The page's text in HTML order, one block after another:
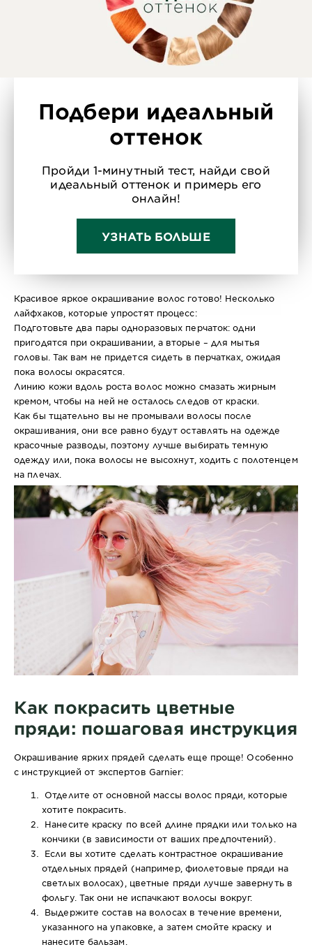
Подбери идеальный
оттенок
Пройди 1-минутный тест, найди свой
идеальный оттенок и примерь его
онлайн!
УЗНАТЬ БОЛЬШЕ
Красивое яркое окрашивание волос готово! Несколько
лайфхаков, которые упростят процесс:
Подготовьте два пары одноразовых перчаток: одни
пригодятся при окрашивании, а вторые – для мытья
головы. Так вам не придется сидеть в перчатках, ожидая
пока волосы окрасятся.
Линию кожи вдоль роста волос можно смазать жирным
кремом, чтобы на ней не осталось следов от краски.
Как бы тщательно вы не промывали волосы после
окрашивания, они все равно будут оставлять на одежде
красочные разводы, поэтому лучше выбирать темную
одежду или, пока волосы не высохнут, ходить с полотенцем
на плечах.
Как покрасить цветные
пряди: пошаговая инструкция
Окрашивание ярких прядей сделать еще проще! Особенно
с инструкцией от экспертов Garnier:
Отделите от основной массы волос пряди, которые
хотите покрасить.
Нанесите краску по всей длине прядки или только на
кончики (в зависимости от ваших предпочтений).
Если вы хотите сделать контрастное окрашивание
отдельных прядей (например, фиолетовые пряди на
светлых волосах), цветные пряди лучше завернуть в
фольгу. Так они не испачкают волосы вокруг.
Выдержите состав на волосах в течение времени,
указанного на упаковке, а затем смойте краску и
нанесите бальзам.